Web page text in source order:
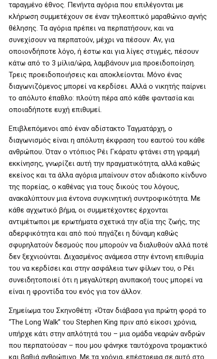
ταραγμένο έθνος. Πενήντα αγόρια που επιλέγονται με
κλήρωση συμμετέχουν σε έναν τηλεοπτικό μαραθώνιο αγνής
θέλησης. Τα αγόρια πρέπει να περπατήσουν, και να
συνεχίσουν να περπατούν, μέχρι να πέσουν. Αν, για
οποιονδήποτε λόγο, ή έστω και για λίγες στιγμές, πέσουν
κάτω από το 3 μίλια/ώρα, λαμβάνουν μια προειδοποίηση.
Τρεις προειδοποιήσεις και αποκλείονται. Μόνο ένας
διαγωνιζόμενος μπορεί να κερδίσει. Αλλά ο νικητής παίρνει
το απόλυτο έπαθλο: πλούτη πέρα από κάθε φαντασία και
οποιαδήποτε ευχή επιθυμεί.
Επιβλεπόμενοι από έναν αδίστακτο Ταγματάρχη, ο
διαγωνισμός είναι η απόλυτη έκφραση του εαυτού του κάθε
ανθρώπου. Όταν ο ντόπιος Ρέι Γκάρατυ φτάνει στη γραμμή
εκκίνησης, γνωρίζει αυτή την πραγματικότητα, αλλά καθώς
εκείνος και τα άλλα αγόρια μπαίνουν στον αδιάκοπο κίνδυνο
της πορείας, ο καθένας για τους δικούς του λόγους,
ανακαλύπτουν μια έντονα συγκινητική συντροφικότητα. Με
κάθε αγχωτικό βήμα, οι συμμετέχοντες έρχονται
αντιμέτωποι με ερωτήματα σχετικά την αξία της ζωής, της
αδερφικότητα και από πού πηγάζει η δύναμη καθώς
σφυρηλατούν δεσμούς που μπορούν να διαλυθούν αλλά ποτέ
δεν ξεχνιούνται. Διχασμένος ανάμεσα στην έντονη επιθυμία
του να κερδίσει και στην ασφάλεια των φίλων του, ο Ρέι
συνειδητοποιεί ότι η μεγαλύτερη ανυπακοή τους μπορεί να
είναι η φροντίδα του ενός για τον άλλον.
Σημείωμα του Σκηνοθέτη: «Όταν διάβασα για πρώτη φορά το
“The Long Walk” του Stephen King πριν από είκοσι χρόνια,
υπήρχε κάτι στην απλότητά του – μια ομάδα νεαρών ανδρών
που περπατούσαν – που μου φάνηκε ταυτόχρονα τρομακτικό
και βαθιά ανθρώπινο. Με τα χρόνια, επέστρεφα σε αυτό στο